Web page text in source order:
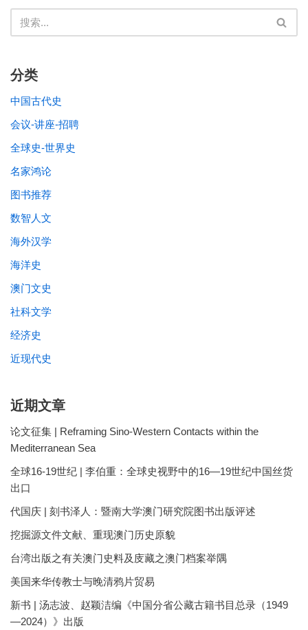
分类
中国古代史
会议-讲座-招聘
全球史-世界史
名家鸿论
图书推荐
数智人文
海外汉学
海洋史
澳门文史
社科文学
经济史
近现代史
近期文章
论文征集 | Reframing Sino-Western Contacts within the
Mediterranean Sea
全球16-19世纪 | 李伯重：全球史视野中的16—19世纪中国丝货
出口
代国庆 | 刻书泽人：暨南大学澳门研究院图书出版评述
挖掘源文件文献、重现澳门历史原貌
台湾出版之有关澳门史料及庋藏之澳门档案举隅
美国来华传教士与晚清鸦片贸易
新书 | 汤志波、赵颖洁编《中国分省公藏古籍书目总录（1949
—2024）》出版